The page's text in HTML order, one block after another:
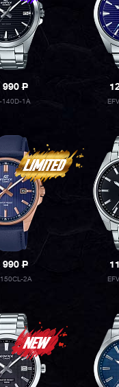
990P
140D-1A
990P
2A